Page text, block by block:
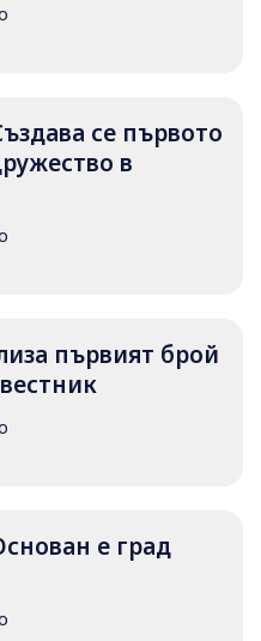
се първото
в
първият брой
е град